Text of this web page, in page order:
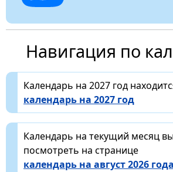
Навигация по
Календарь на 2027 год
календарь на 2027 год
Календарь на текущий месяц
посмотреть на странице
календарь на август 2026 года